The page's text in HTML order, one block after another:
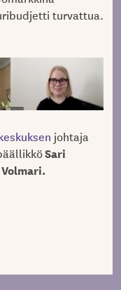
turvattua.
johtaja
Sari